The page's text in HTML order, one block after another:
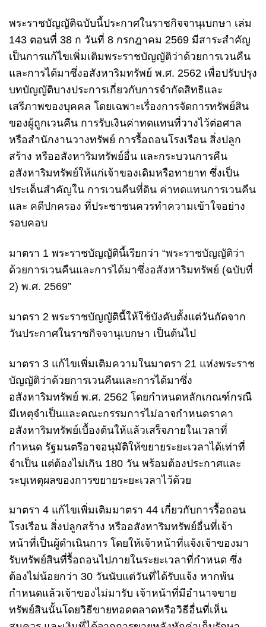
พระราชบัญญัติฉบับนี้ประกาศในราชกิจจานุเบกษา เล่ม
143 ตอนที่ 38 ก วันที่ 8 กรกฎาคม 2569 มีสาระสำคัญ
เป็นการแก้ไขเพิ่มเติมพระราชบัญญัติว่าด้วยการเวนคืน
และการได้มาซึ่งอสังหาริมทรัพย์ พ.ศ. 2562 เพื่อปรับปรุง
บทบัญญัติบางประการเกี่ยวกับการจำกัดสิทธิและ
เสรีภาพของบุคคล โดยเฉพาะเรื่องการจัดการทรัพย์สิน
ของผู้ถูกเวนคืน การรับเงินค่าทดแทนที่วางไว้ต่อศาล
หรือสำนักงานวางทรัพย์ การรื้อถอนโรงเรือน สิ่งปลูก
สร้าง หรืออสังหาริมทรัพย์อื่น และกระบวนการคืน
อสังหาริมทรัพย์ให้แก่เจ้าของเดิมหรือทายาท ซึ่งเป็น
ประเด็นสำคัญใน การเวนคืนที่ดิน ค่าทดแทนการเวนคืน
และ คดีปกครอง ที่ประชาชนควรทำความเข้าใจอย่าง
รอบคอบ
มาตรา 1 พระราชบัญญัตินี้เรียกว่า “พระราชบัญญัติว่า
ด้วยการเวนคืนและการได้มาซึ่งอสังหาริมทรัพย์ (ฉบับที่
2) พ.ศ. 2569”
มาตรา 2 พระราชบัญญัตินี้ให้ใช้บังคับตั้งแต่วันถัดจาก
วันประกาศในราชกิจจานุเบกษา เป็นต้นไป
มาตรา 3 แก้ไขเพิ่มเติมความในมาตรา 21 แห่งพระราช
บัญญัติว่าด้วยการเวนคืนและการได้มาซึ่ง
อสังหาริมทรัพย์ พ.ศ. 2562 โดยกำหนดหลักเกณฑ์กรณี
มีเหตุจำเป็นและคณะกรรมการไม่อาจกำหนดราคา
อสังหาริมทรัพย์เบื้องต้นให้แล้วเสร็จภายในเวลาที่
กำหนด รัฐมนตรีอาจอนุมัติให้ขยายระยะเวลาได้เท่าที่
จำเป็น แต่ต้องไม่เกิน 180 วัน พร้อมต้องประกาศและ
ระบุเหตุผลของการขยายระยะเวลาไว้ด้วย
มาตรา 4 แก้ไขเพิ่มเติมมาตรา 44 เกี่ยวกับการรื้อถอน
โรงเรือน สิ่งปลูกสร้าง หรืออสังหาริมทรัพย์อื่นที่เจ้า
หน้าที่เป็นผู้ดำเนินการ โดยให้เจ้าหน้าที่แจ้งเจ้าของมา
รับทรัพย์สินที่รื้อถอนไปภายในระยะเวลาที่กำหนด ซึ่ง
ต้องไม่น้อยกว่า 30 วันนับแต่วันที่ได้รับแจ้ง หากพ้น
กำหนดแล้วเจ้าของไม่มารับ เจ้าหน้าที่มีอำนาจขาย
ทรัพย์สินนั้นโดยวิธีขายทอดตลาดหรือวิธีอื่นที่เห็น